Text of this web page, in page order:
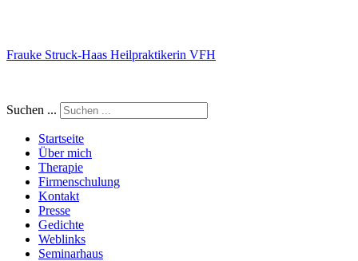
Frauke Struck-Haas Heilpraktikerin VFH
Suchen ...
Startseite
Über mich
Therapie
Firmenschulung
Kontakt
Presse
Gedichte
Weblinks
Seminarhaus